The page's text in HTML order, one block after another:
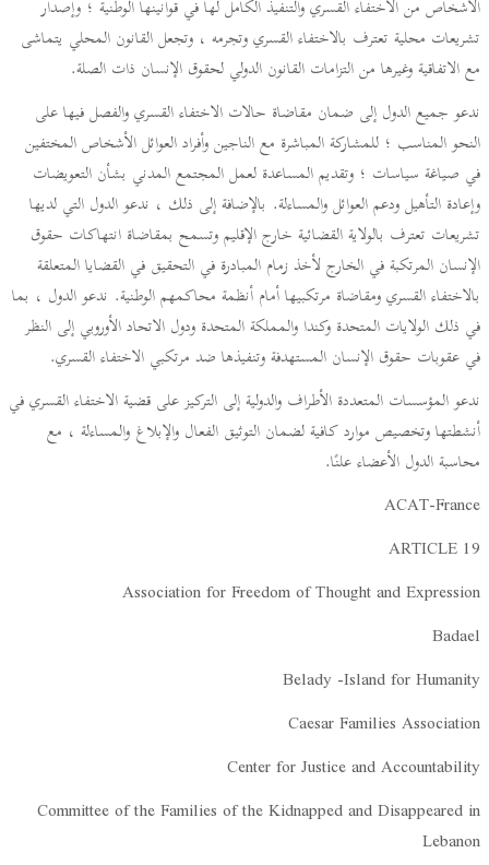
الأشخاص من الاختفاء القسري والتنفيذ الكامل لها في قوانينها الوطنية ؛ وإصدار
تشريعات محلية تعترف بالاختفاء القسري وتجرمه ، وتجعل القانون المحلي يتماشى
مع الاتفاقية وغيرها من التزامات القانون الدولي لحقوق الإنسان ذات الصلة.
ندعو جميع الدول إلى ضمان مقاضاة حالات الاختفاء القسري والفصل فيها على
النحو المناسب ؛ للمشاركة المباشرة مع الناجين وأفراد العوائل الأشخاص المختفين
في صياغة سياسات ؛ وتقديم المساعدة لعمل المجتمع المدني بشأن التعويضات
وإعادة التأهيل ودعم العوائل والمساءلة. بالإضافة إلى ذلك ، ندعو الدول التي لديها
تشريعات تعترف بالولاية القضائية خارج الإقليم وتسمح بمقاضاة انتهاكات حقوق
الإنسان المرتكبة في الخارج لأخذ زمام المبادرة في التحقيق في القضايا المتعلقة
بالاختفاء القسري ومقاضاة مرتكبيها أمام أنظمة محاكمهم الوطنية. ندعو الدول ، بما
في ذلك الولايات المتحدة وكندا والمملكة المتحدة ودول الاتحاد الأوروبي إلى النظر
في عقوبات حقوق الإنسان المستهدفة وتنفيذها ضد مرتكبي الاختفاء القسري.
ندعو المؤسسات المتعددة الأطراف والدولية إلى التركيز على قضية الاختفاء القسري في
أنشطتها وتخصيص موارد كافية لضمان التوثيق الفعال والإبلاغ والمساءلة ، مع
محاسبة الدول الأعضاء علنًا.
ACAT-France
ARTICLE 19
Association for Freedom of Thought and Expression
Badael
Belady -Island for Humanity
Caesar Families Association
Center for Justice and Accountability
Committee of the Families of the Kidnapped and Disappeared in
Lebanon